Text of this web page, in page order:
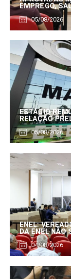
EMPREGO,
05/08/2026
ESTÁGIO
RELAÇÃO
05/08/2026
ENEL:
DA ENEL NÃO
04/08/2026